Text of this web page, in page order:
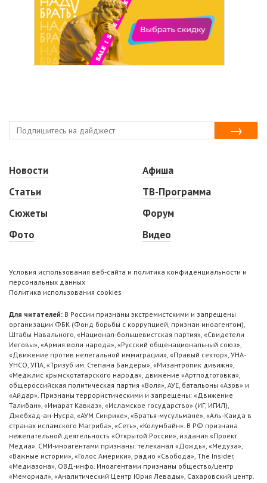
Новости
Статьи
Сюжеты
Фото
Афиша
ТВ-Программа
Форум
Видео
Условия использования веб-сайта и политика конфиденциальности и
персональных данных
Политика использования cookies
Для читателей: В России признаны экстремистскими и запрещены
организации ФБК (Фонд борьбы с коррупцией, признан иноагентом),
Штабы Навального, «Национал-большевистская партия», «Свидетели
Иеговы», «Армия воли народа», «Русский общенациональный союз»,
«Движение против нелегальной иммиграции», «Правый сектор», УНА-
УНСО, УПА, «Тризуб им. Степана Бандеры», «Мизантропик дивижн»,
«Меджлис крымскотатарского народа», движение «Артподготовка»,
общероссийская политическая партия «Воля», АУЕ, батальоны «Азов» и
«Айдар». Признаны террористическими и запрещены: «Движение
Талибан», «Имарат Кавказ», «Исламское государство» (ИГ, ИГИЛ),
Джебхад-ан-Нусра, «АУМ Синрике», «Братья-мусульмане», «Аль-Каида в
странах исламского Магриба», «Сеть», «Колумбайн». В РФ признана
нежелательной деятельность «Открытой России», издания «Проект
Медиа». СМИ-иноагентами признаны: телеканал «Дождь», «Медуза»,
«Важные истории», «Голос Америки», радио «Свобода», The Insider,
«Медиазона», ОВД-инфо. Иноагентами признаны общество/центр
«Мемориал», «Аналитический Центр Юрия Левады», Сахаровский центр.